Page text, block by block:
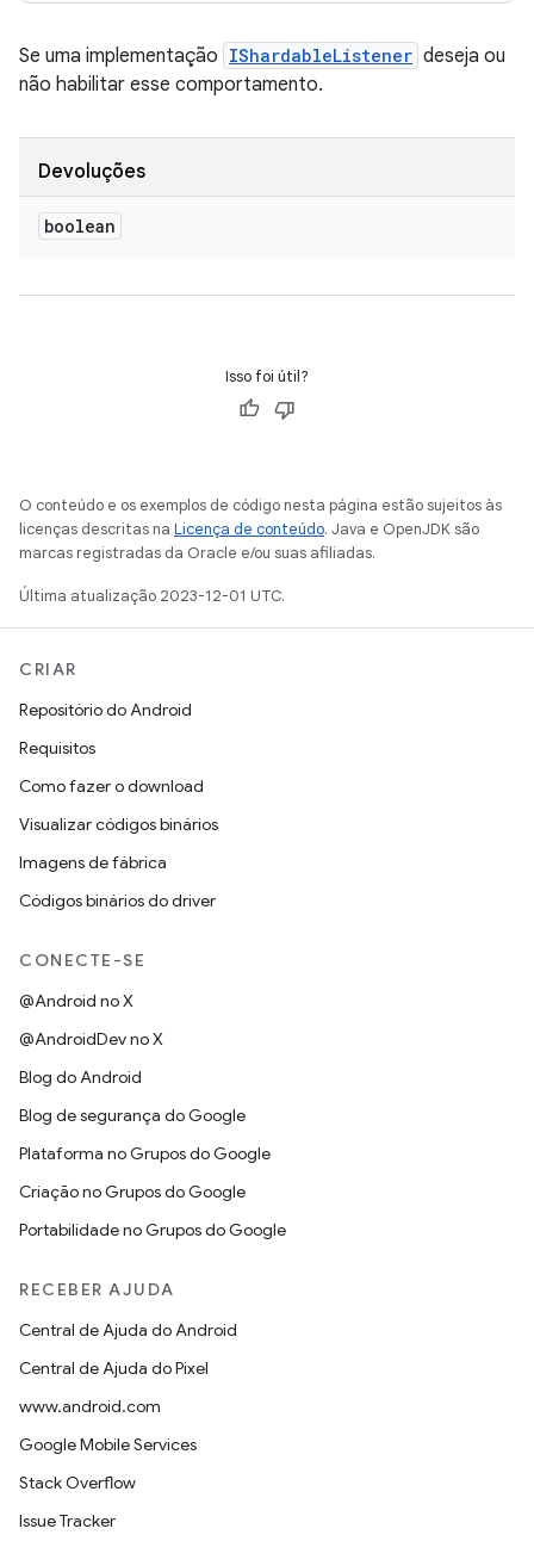
Se uma implementação IShardableListener deseja ou
não habilitar esse comportamento.
Devoluções
boolean
Isso foi útil?
O conteúdo e os exemplos de código nesta página estão sujeitos às
licenças descritas na Licença de conteúdo. Java e OpenJDK são
marcas registradas da Oracle e/ou suas afiliadas.
Última atualização 2023-12-01 UTC.
CRIAR
Repositório do Android
Requisitos
Como fazer o download
Visualizar códigos binários
Imagens de fábrica
Códigos binários do driver
CONECTE-SE
@Android no X
@AndroidDev no X
Blog do Android
Blog de segurança do Google
Plataforma no Grupos do Google
Criação no Grupos do Google
Portabilidade no Grupos do Google
RECEBER AJUDA
Central de Ajuda do Android
Central de Ajuda do Pixel
www.android.com
Google Mobile Services
Stack Overflow
Issue Tracker